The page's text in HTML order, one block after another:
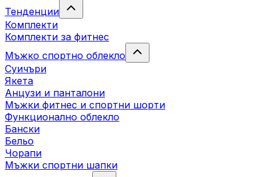
Тенденции
Комплекти
Комплекти за фитнес
Мъжко спортно облекло
Суичъри
Якета
Aнцузи и панталони
Mъжки фитнес и спортни шорти
Функционално облекло
Бански
Бельо
Чорапи
Mъжки спортни шапки